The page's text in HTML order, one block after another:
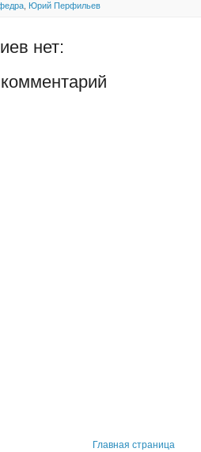
Юрий Перфильев
нет:
Главная страница